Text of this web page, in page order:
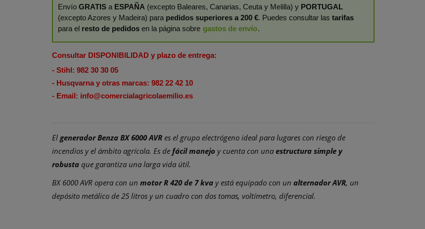
Envío GRATISa ESPAÑA (excepto Baleares, Canarias, Ceuta y Melilla) y PORTUGAL
(excepto Azores y Madeira) para pedidos superiores a 200 €. Puedes consultar las tarifas
para el resto de pedidosen la página sobre gastos de envío.
Consultar DISPONIBILIDAD y plazo de entrega:
- Stihl: 982 30 30 05
- Husqvarna y otras marcas: 982 22 42 10
- Email: info@comercialagricolaemilio.es
El generador Benza BX 6000 AVRes el grupo electrógeno ideal para lugares con riesgo de
incendios y el ámbito agrícola. Es de fácil manejo y cuenta con una estructura simple y
robustaque garantiza una larga vida útil.
BX 6000 AVR opera con un motor R 420 de 7 kvay está equipado con un alternador AVR, un
depósito metálico de 25 litros y un cuadro con dos tomas, voltímetro, diferencial.